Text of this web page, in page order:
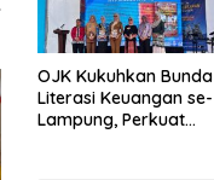
OJK Kukuhkan Bunda
Literasi Keuangan se-
Lampung, Perkuat